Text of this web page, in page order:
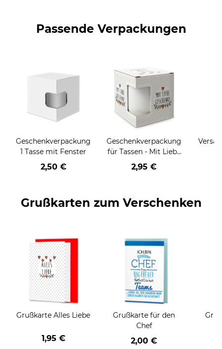
Passende Verpackungen
Geschenkverpackung
1 Tasse mit Fenster
2,50 €
Geschenkverpackung
für Tassen - Mit Liebe
geschenkt
2,95 €
Grußkarten zum Verschenken
Grußkarte Alles Liebe
1,95 €
Grußkarte für den
Chef
2,00 €